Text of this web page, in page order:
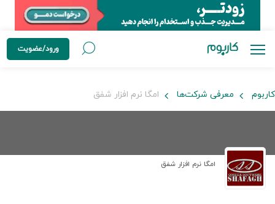
ورود/عضویت
کاربوم معرفی شرکت‌ها امگا نرم افزار شفق
امگا نرم افزار شفق